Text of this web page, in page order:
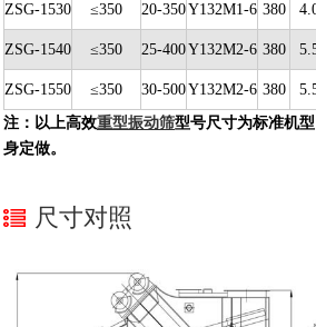
ZSG-1530 ≤350 20-350Y132M1-6 380
ZSG-1540 ≤350 25-400Y132M2-6 380
ZSG-1550 ≤350 30-500Y132M2-6 380
注：以上高效重型振动筛型号尺寸为标准机
身定做。
尺寸对照